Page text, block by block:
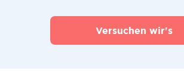
Versuchen wir's